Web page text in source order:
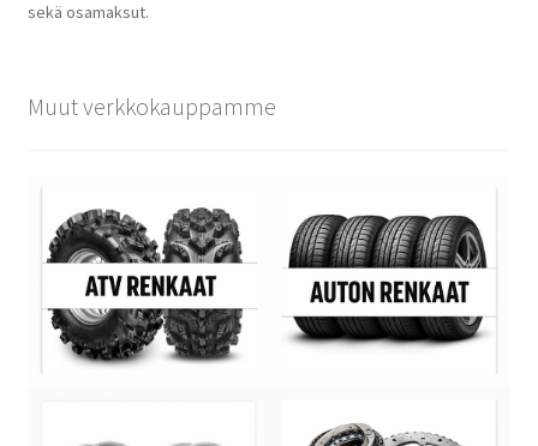
sekä osamaksut.
Muut verkkokauppamme